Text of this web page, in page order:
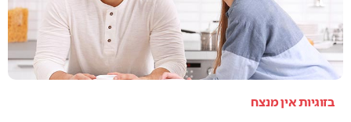
בזוגיות אין מנצח